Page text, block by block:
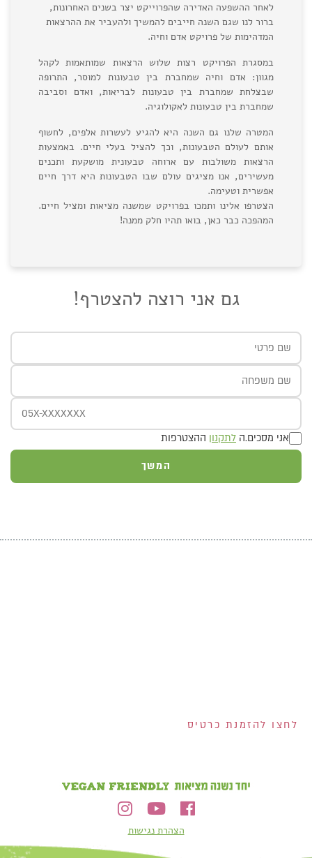
לאחר ההשפעה האדירה שהפרוייקט יצר בשנים האחרונות,
ברור לנו שגם השנה חייבים להמשיך ולהעביר את ההרצאות
המדהימות של פרויקט אדם וחיה.
במסגרת הפרויקט רצות שלוש הרצאות שמותאמות לקהל
מגוון: אדם וחיה שמחברת בין טבעונות למוסר, התרופה
שבצלחת שמחברת בין טבעונות לבריאות, ואדם וסביבה
שמחברת בין טבעונות לאקולוגיה.
המטרה שלנו גם השנה היא להגיע לעשרות אלפים, לחשוף
אותם לעולם הטבעונות, וכך להציל בעלי חיים. באמצעות
הרצאות משולבות עם ארוחה טבעונית מושקעת ותכנים
מעשירים, אנו מציגים עולם שבו הטבעונות היא דרך חיים
אפשרית וטעימה.
הצטרפו אלינו ותמכו בפרויקט שמשנה מציאות ומציל חיים.
המהפכה כבר כאן, בואו תהיו חלק ממנה!
גם אני רוצה להצטרף!
אני מסכים.ה לתקנון ההצטרפות
המשך
אנחנו מחלקים לכם
לחצו להזמנת כרטיס
הצהרת נגישות